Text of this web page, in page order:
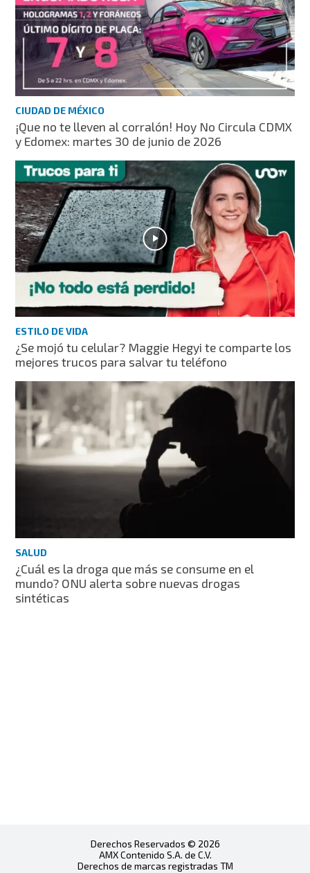
CIUDAD DE MÉXICO
¡Que no te lleven al corralón! Hoy No Circula CDMX
y Edomex: martes 30 de junio de 2026
ESTILO DE VIDA
¿Se mojó tu celular? Maggie Hegyi te comparte los
mejores trucos para salvar tu teléfono
SALUD
¿Cuál es la droga que más se consume en el
mundo? ONU alerta sobre nuevas drogas
sintéticas
Derechos Reservados © 2026
AMX Contenido S.A. de C.V.
Derechos de marcas registradas TM